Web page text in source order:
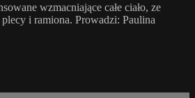
wzmacniające całe ciało, ze
i ramiona. Prowadzi: Paulina